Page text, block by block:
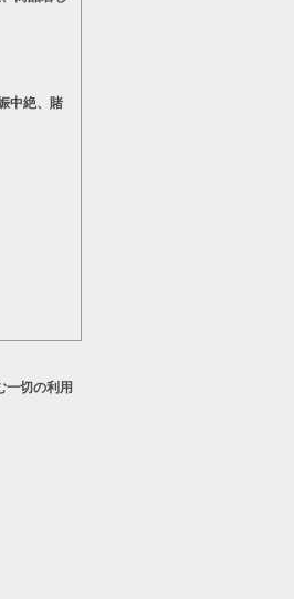
中絶、賭
一切の利用